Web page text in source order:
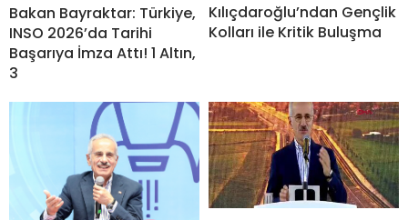
Bakan Bayraktar: Türkiye,
INSO 2026’da Tarihi
Başarıya İmza Attı! 1 Altın,
3
Kılıçdaroğlu’ndan Gençlik
Kolları ile Kritik Buluşma